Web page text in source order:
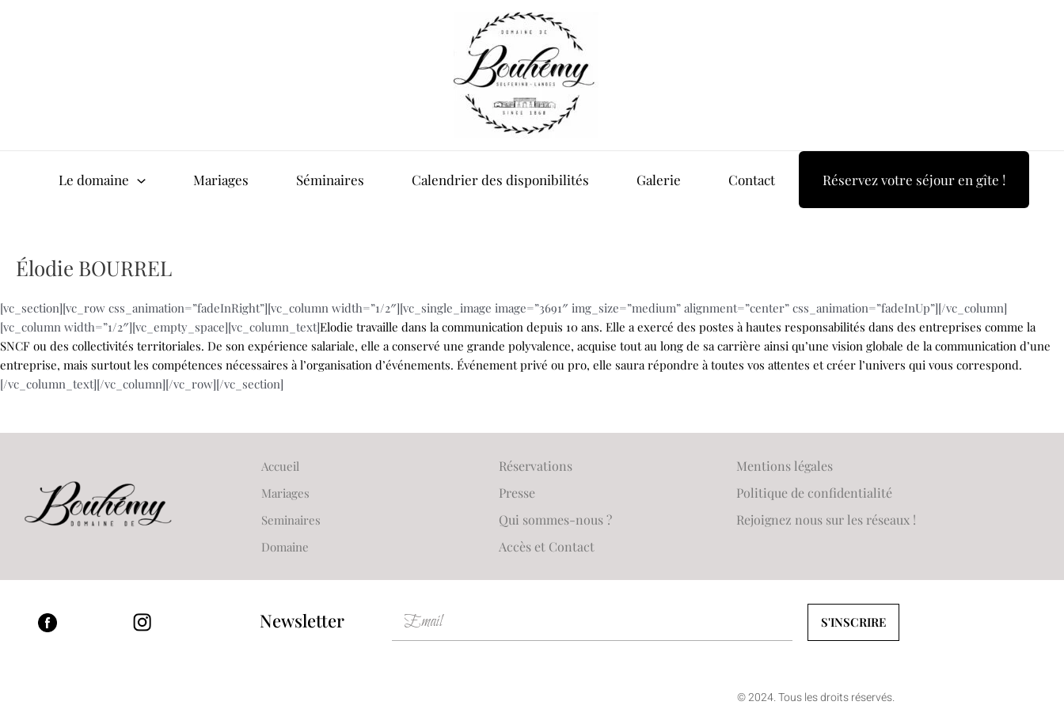
Le domaine Mariages Séminaires Calendrier des disponibilités Galerie Contact Réservez votre séjour en gîte !
Élodie BOURREL
[vc_section][vc_row css_animation=”fadeInRight”][vc_column width=”1/2″][vc_single_image image=”3691″ img_size=”medium” alignment=”center” css_animation=”fadeInUp”][/vc_column]
[vc_column width=”1/2″][vc_empty_space][vc_column_text]Elodie travaille dans la communication depuis 10 ans. Elle a exercé des postes à hautes responsabilités dans des entreprises comme la
SNCF ou des collectivités territoriales. De son expérience salariale, elle a conservé une grande polyvalence, acquise tout au long de sa carrière ainsi qu’une vision globale de la communication d’une
entreprise, mais surtout les compétences nécessaires à l’organisation d’événements. Événement privé ou pro, elle saura répondre à toutes vos attentes et créer l’univers qui vous correspond.
[/vc_column_text][/vc_column][/vc_row][/vc_section]
Accueil
Mariages
Seminaires
Domaine
Réservations
Presse
Qui sommes-nous ?
Accès et Contact
Mentions légales
Politique de confidentialité
Rejoignez nous sur les réseaux !
Newsletter Email
S'INSCRIRE
© 2024. Tous les droits réservés.